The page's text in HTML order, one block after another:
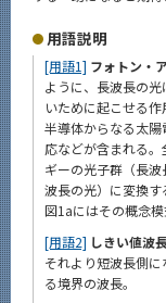
用語説明
[用語1] フォトン・
ように、長波長の
いために起こせる作
半導体からなる太
応などが含まれる
ギーの光子群（長
波長の光）に変換す
図1aにはその概念
[用語2] しきい値波
それより短波長側
る境界の波長。